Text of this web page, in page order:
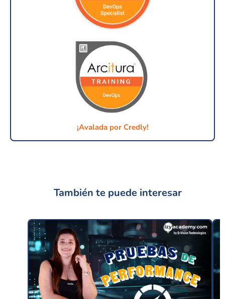
¡Avalada por Credly!
También te puede interesar